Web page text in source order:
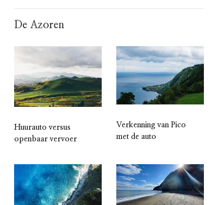
De Azoren
Huurauto versus
openbaar vervoer
Verkenning van Pico
met de auto